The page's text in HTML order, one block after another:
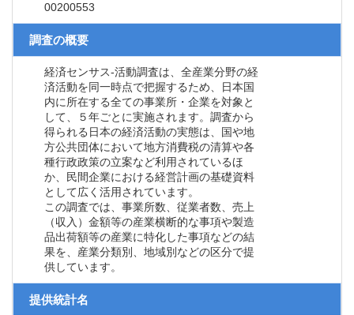
00200553
調査の概要
経済センサス‐活動調査は、全産業分野の経
済活動を同一時点で把握するため、日本国
内に所在する全ての事業所・企業を対象と
して、５年ごとに実施されます。調査から
得られる日本の経済活動の実態は、国や地
方公共団体において地方消費税の清算や各
種行政政策の立案など利用されているほ
か、民間企業における経営計画の基礎資料
として広く活用されています。
この調査では、事業所数、従業者数、売上
（収入）金額等の産業横断的な事項や製造
品出荷額等の産業に特化した事項などの結
果を、産業分類別、地域別などの区分で提
供しています。
提供統計名